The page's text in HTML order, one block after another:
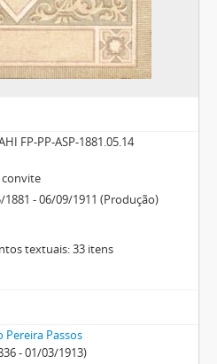
FP-PP-ASP-1881.05.14
convite
1881 - 06/09/1911 (Produção)
textuais: 33 itens
Pereira Passos
- 01/03/1913)